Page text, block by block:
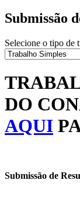
Submissão
Selecione o tipo de
DO
AQUI
Submissão de